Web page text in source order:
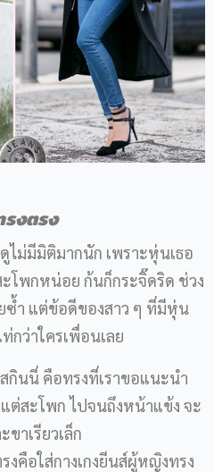
งตรง
ไม่มีมิติมากนัก เพราะหุ่นเธอ
ะโพกหน่อย ก้นก็กระจิ๊ดริด ช่วง
ซ้ำ แต่ข้อดีของสาว ๆ ที่มีหุ่น
กว่าใครเพื่อนเลย
กินนี่ คือทรงที่เราขอแนะนำ
แต่สะโพก ไปจนถึงหน้าแข้ง จะ
าเรียวเล็ก
งคือใส่กางเกงยีนส์ผู้หญิงทรง